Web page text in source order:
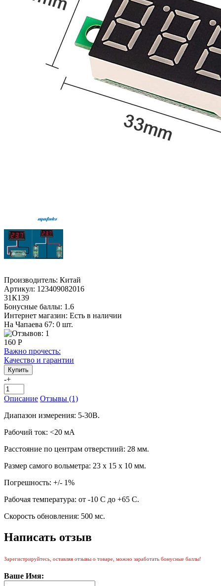
Производитель: Китай
Артикул: 123409082016
31К139
Бонусные баллы: 1.6
Интернет магазин: Есть в наличии
На Чапаева 67: 0 шт.
160 Р
Важно прочесть:
Качество и гарантии
-+
Описание Отзывы (1)
Диапазон измерения: 5-30В.
Рабочий ток: <20 мА
Расстояние по центрам отверстиий: 28 мм.
Размер самого вольметра: 23 x 15 x 10 мм.
Погрешность: +/- 1%
Рабочая температура: от -10 С до +65 С.
Скорость обновления: 500 мс.
Написать отзыв
Зарегистрируйтесь, оставляя отзывы о товаре, можно заработать бонусные баллы!
Ваше Имя: